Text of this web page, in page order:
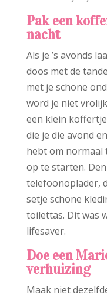
Pak een
nacht
Als je ’s avonds
doos met de
met je schone
word je niet
een klein
die je die avond
hebt om normaal
op te starten.
telefoonoplader,
setje schone
toilettas. Dit was
lifesaver.
Doe een
verhuizing
Maak niet